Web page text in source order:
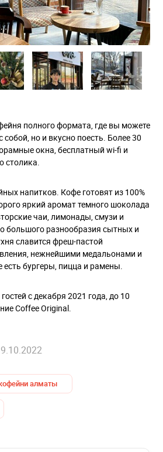
полного формата, где вы можете
собой, но и вкусно поесть. Более 30
окна, бесплатный wi-fi и
столика.
напитков. Кофе готовят из 100%
яркий аромат темного шоколада
чаи, лимонады, смузи и
большого разнообразия сытных и
славится фреш-пастой
нежнейшими медальонами и
бургеры, пицца и рамены.
с декабря 2021 года, до 10
Coffee Original.
алматы